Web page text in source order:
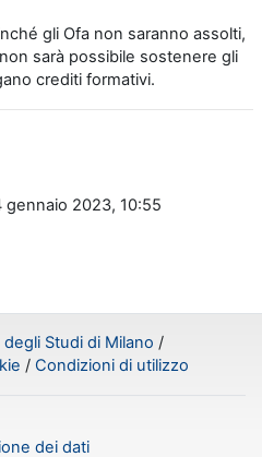
gli Ofa non saranno assolti,
sarà possibile sostenere gli
crediti formativi.
2023, 10:55
Studi di Milano /
/ Condizioni di utilizzo
dei dati